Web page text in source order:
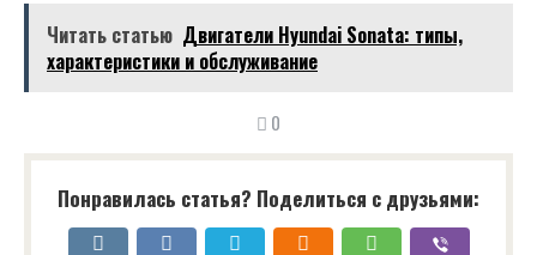
Читать статью Двигатели Hyundai Sonata: типы,
характеристики и обслуживание
0
Понравилась статья? Поделиться с друзьями: